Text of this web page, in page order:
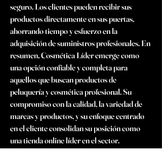
seguro. Los clientes pueden recibir sus
productos directamente en sus puertas,
ahorrando tiempo y esfuerzo en la
adquisición de suministros profesionales. En
resumen, Cosmética Líder emerge como
una opción confiable y completa para
aquellos que buscan productos de
peluquería y cosmética profesional. Su
compromiso con la calidad, la variedad de
marcas y productos, y su enfoque centrado
en el cliente consolidan su posición como
una tienda online líder en el sector.